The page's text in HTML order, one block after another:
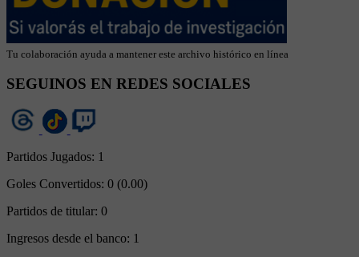
Tu colaboración ayuda a mantener este archivo histórico en línea
SEGUINOS EN REDES SOCIALES
Partidos Jugados: 1
Goles Convertidos: 0 (0.00)
Partidos de titular: 0
Ingresos desde el banco: 1